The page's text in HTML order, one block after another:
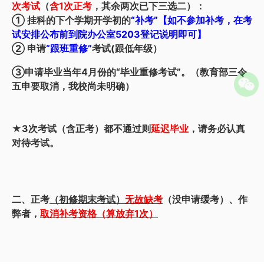
次考试 （含1次正考 ，其余两次已下三选二）：
① 挂科的下个学期开学初的“补考”【如不参加补考，在考
试安排公布前到院办公室5203登记说明即可】
② 申请“跟班重修”考试(跟低年级）
③申请毕业当年4月份的“毕业重修考试”。（教育部三令
五申要取消，我校尚未明确）
★3次考试（含正考）都不通过则延迟毕业 ，请务必认真
对待考试。
二、正考 （初修期末考试） 无故缺考 （没申请缓考）、作
弊者， 取消补考资格（算放弃1次）